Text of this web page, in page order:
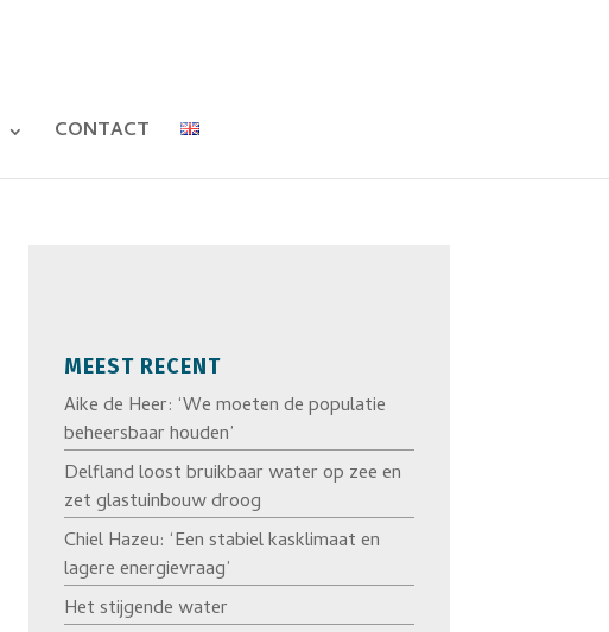
CONTACT
MEEST RECENT
Aike de Heer: ‘We moeten de populatie
beheersbaar houden’
Delfland loost bruikbaar water op zee en
zet glastuinbouw droog
Chiel Hazeu: ‘Een stabiel kasklimaat en
lagere energievraag’
Het stijgende water